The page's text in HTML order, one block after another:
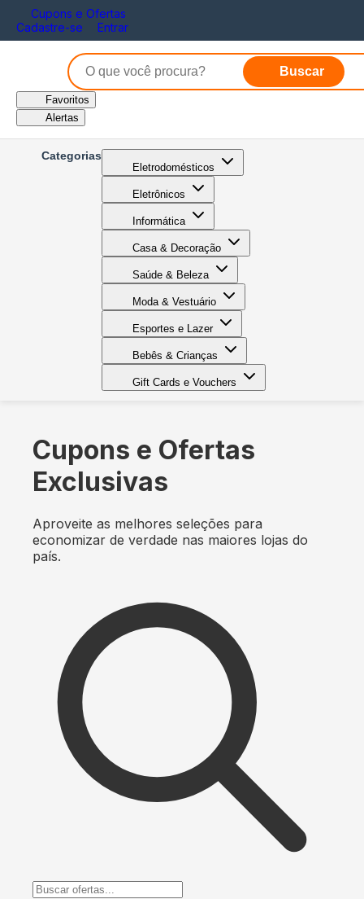
Cupons e Ofertas
Cadastre-se
Entrar
Buscar
Favoritos
Alertas
Categorias
Eletrodomésticos
Eletrônicos
Informática
Casa & Decoração
Saúde & Beleza
Moda & Vestuário
Esportes e Lazer
Bebês & Crianças
Gift Cards e Vouchers
Cupons e Ofertas
Exclusivas
Aproveite as melhores seleções para
economizar de verdade nas maiores lojas do
país.